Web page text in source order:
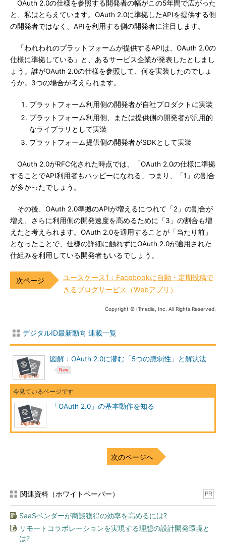
OAuth 2.0の仕様を参照する開発者の幅がこの5年間で広がった
と、私はとらえています。OAuth 2.0に準拠したAPIを提供する側
の開発者ではなく、APIを利用する側の開発者に注目します。
「われわれのプラットフォームが提供するAPIは、OAuth 2.0の
仕様に準拠している」と、あるサービス企業が発表したとしまし
ょう。誰がOAuth 2.0の仕様を参照して、何を実装したのでしょ
うか。3つの場合が考えられます。
プラットフォーム利用側の開発者が自社プロダクトに実装
プラットフォーム利用側、または提供側の開発者が汎用的
なライブラリとして実装
プラットフォーム提供側の開発者がSDKとして実装
OAuth 2.0がRFC化された時点では、「OAuth 2.0の仕様に準拠
することでAPI利用者もハッピーになれる」つまり、「1」の割合
が多かったでしょう。
その後、OAuth 2.0準拠のAPIが増えるにつれて「2」の割合が
増え、さらに利用側の開発速度を高めるために「3」の割合も増
えたと考えられます。OAuth 2.0を適用することが「当たり前」
となったことで、仕様の詳細に触れずにOAuth 2.0が適用された
仕組みを利用している開発者もいるでしょう。
ユースケース1：Facebookに自動・定期投稿で
きるブログサービス（Webアプリ）
Copyright © ITmedia, Inc. All Rights Reserved.
デジタルID最新動向 連載一覧
図解：OAuth 2.0に潜む「5つの脆弱性」と解決法
「OAuth 2.0」の基本動作を知る
次のページへ
関連資料（ホワイトペーパー） PR
SaaSベンダーが商談獲得の効率を高めるには?
リモートコラボレーションを実現する理想の設計開発環境と
は?